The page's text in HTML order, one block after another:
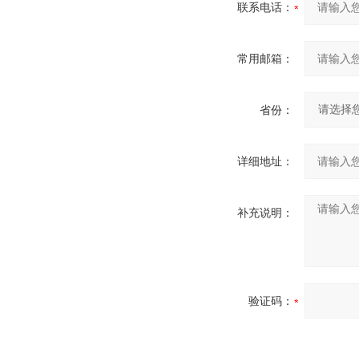
联系电话：
常用邮箱：
省份：
详细地址：
补充说明：
验证码：